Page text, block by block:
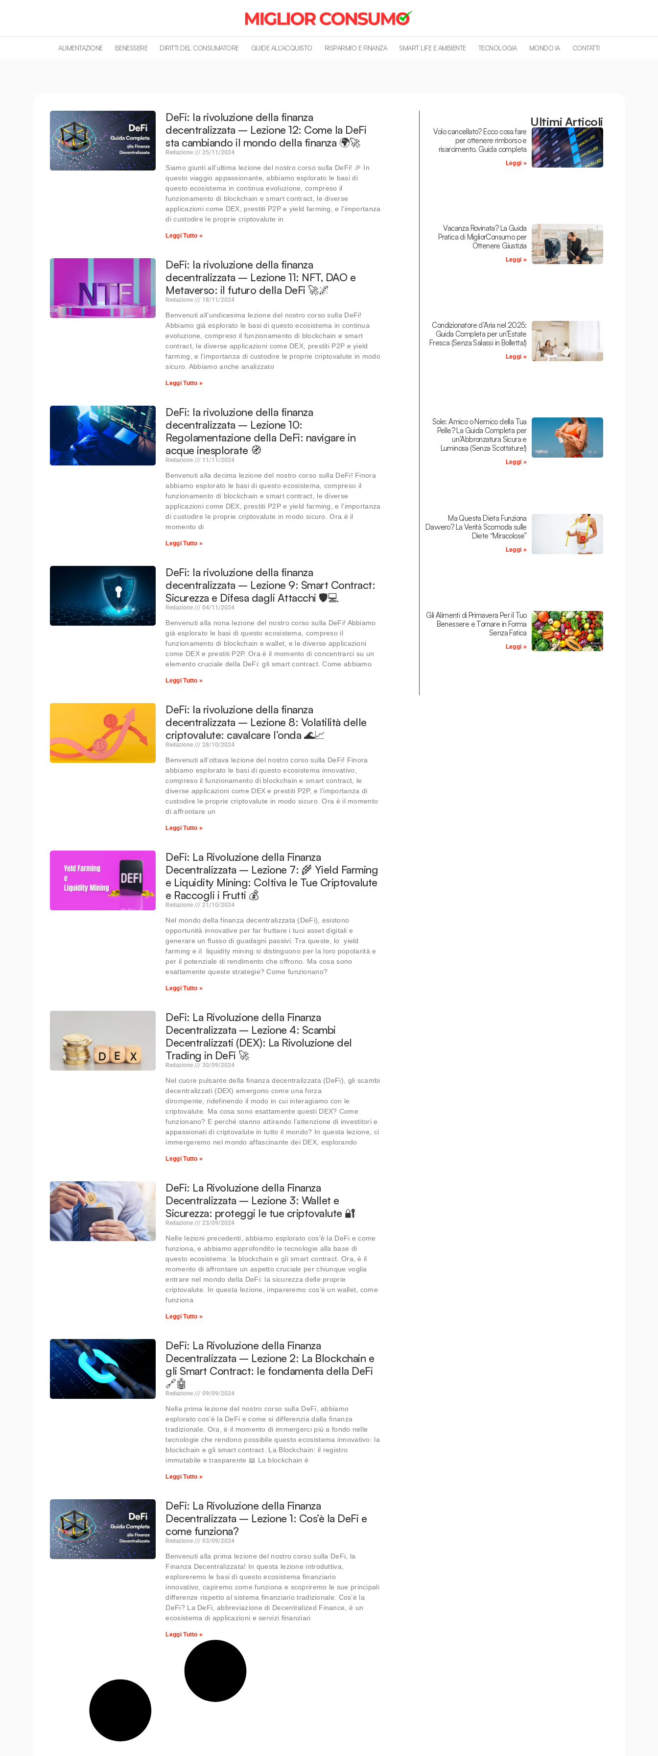
ALIMENTAZIONE BENESSERE DIRITTI DEL CONSUMATORE GUIDE ALL’ACQUISTO RISPARMIO E FINANZA SMART LIFE E AMBIENTE TECNOLOGIA MONDO IA CONTATTI
DeFi: la rivoluzione della finanza
decentralizzata – Lezione 12: Come la DeFi
sta cambiando il mondo della finanza 🌍🚀
Redazione 25/11/2024
Siamo giunti all’ultima lezione del nostro corso sulla DeFi! 🎉 In
questo viaggio appassionante, abbiamo esplorato le basi di
questo ecosistema in continua evoluzione, compreso il
funzionamento di blockchain e smart contract, le diverse
applicazioni come DEX, prestiti P2P e yield farming, e l’importanza
di custodire le proprie criptovalute in
Leggi Tutto »
DeFi: la rivoluzione della finanza
decentralizzata – Lezione 11: NFT, DAO e
Metaverso: il futuro della DeFi 🚀🌌
Redazione 18/11/2024
Benvenuti all’undicesima lezione del nostro corso sulla DeFi!
Abbiamo già esplorato le basi di questo ecosistema in continua
evoluzione, compreso il funzionamento di blockchain e smart
contract, le diverse applicazioni come DEX, prestiti P2P e yield
farming, e l’importanza di custodire le proprie criptovalute in modo
sicuro. Abbiamo anche analizzato
Leggi Tutto »
DeFi: la rivoluzione della finanza
decentralizzata – Lezione 10:
Regolamentazione della DeFi: navigare in
acque inesplorate 🧭
Redazione 11/11/2024
Benvenuti alla decima lezione del nostro corso sulla DeFi! Finora
abbiamo esplorato le basi di questo ecosistema, compreso il
funzionamento di blockchain e smart contract, le diverse
applicazioni come DEX, prestiti P2P e yield farming, e l’importanza
di custodire le proprie criptovalute in modo sicuro. Ora è il
momento di
Leggi Tutto »
DeFi: la rivoluzione della finanza
decentralizzata – Lezione 9: Smart Contract:
Sicurezza e Difesa dagli Attacchi 🛡️💻
Redazione 04/11/2024
Benvenuti alla nona lezione del nostro corso sulla DeFi! Abbiamo
già esplorato le basi di questo ecosistema, compreso il
funzionamento di blockchain e wallet, e le diverse applicazioni
come DEX e prestiti P2P. Ora è il momento di concentrarci su un
elemento cruciale della DeFi: gli smart contract. Come abbiamo
Leggi Tutto »
DeFi: la rivoluzione della finanza
decentralizzata – Lezione 8: Volatilità delle
criptovalute: cavalcare l’onda 🌊📈
Redazione 28/10/2024
Benvenuti all’ottava lezione del nostro corso sulla DeFi! Finora
abbiamo esplorato le basi di questo ecosistema innovativo,
compreso il funzionamento di blockchain e smart contract, le
diverse applicazioni come DEX e prestiti P2P, e l’importanza di
custodire le proprie criptovalute in modo sicuro. Ora è il momento
di affrontare un
Leggi Tutto »
DeFi: La Rivoluzione della Finanza
Decentralizzata – Lezione 7: 🌾 Yield Farming
e Liquidity Mining: Coltiva le Tue Criptovalute
e Raccogli i Frutti 💰
Redazione 21/10/2024
Nel mondo della finanza decentralizzata (DeFi), esistono
opportunità innovative per far fruttare i tuoi asset digitali e
generare un flusso di guadagni passivi. Tra queste, lo yield
farming e il liquidity mining si distinguono per la loro popolarità e
per il potenziale di rendimento che offrono. Ma cosa sono
esattamente queste strategie? Come funzionano?
Leggi Tutto »
DeFi: La Rivoluzione della Finanza
Decentralizzata – Lezione 4: Scambi
Decentralizzati (DEX): La Rivoluzione del
Trading in DeFi 🚀
Redazione 30/09/2024
Nel cuore pulsante della finanza decentralizzata (DeFi), gli scambi
decentralizzati (DEX) emergono come una forza
dirompente, ridefinendo il modo in cui interagiamo con le
criptovalute. Ma cosa sono esattamente questi DEX? Come
funzionano? E perché stanno attirando l’attenzione di investitori e
appassionati di criptovalute in tutto il mondo? In questa lezione, ci
immergeremo nel mondo affascinante dei DEX, esplorando
Leggi Tutto »
DeFi: La Rivoluzione della Finanza
Decentralizzata – Lezione 3: Wallet e
Sicurezza: proteggi le tue criptovalute 🔐
Redazione 23/09/2024
Nelle lezioni precedenti, abbiamo esplorato cos’è la DeFi e come
funziona, e abbiamo approfondito le tecnologie alla base di
questo ecosistema: la blockchain e gli smart contract. Ora, è il
momento di affrontare un aspetto cruciale per chiunque voglia
entrare nel mondo della DeFi: la sicurezza delle proprie
criptovalute. In questa lezione, impareremo cos’è un wallet, come
funziona
Leggi Tutto »
DeFi: La Rivoluzione della Finanza
Decentralizzata – Lezione 2: La Blockchain e
gli Smart Contract: le fondamenta della DeFi
🔗🤖
Redazione 09/09/2024
Nella prima lezione del nostro corso sulla DeFi, abbiamo
esplorato cos’è la DeFi e come si differenzia dalla finanza
tradizionale. Ora, è il momento di immergerci più a fondo nelle
tecnologie che rendono possibile questo ecosistema innovativo: la
blockchain e gli smart contract. La Blockchain: il registro
immutabile e trasparente 📖 La blockchain è
Leggi Tutto »
DeFi: La Rivoluzione della Finanza
Decentralizzata – Lezione 1: Cos’è la DeFi e
come funziona?
Redazione 03/09/2024
Benvenuti alla prima lezione del nostro corso sulla DeFi, la
Finanza Decentralizzata! In questa lezione introduttiva,
esploreremo le basi di questo ecosistema finanziario
innovativo, capiremo come funziona e scopriremo le sue principali
differenze rispetto al sistema finanziario tradizionale. Cos’è la
DeFi? La DeFi, abbreviazione di Decentralized Finance, è un
ecosistema di applicazioni e servizi finanziari
Leggi Tutto »
Ultimi Articoli
Volo cancellato? Ecco cosa fare
per ottenere rimborso e
risarcimento. Guida completa
Leggi »
Vacanza Rovinata? La Guida
Pratica di MigliorConsumo per
Ottenere Giustizia
Leggi »
Condizionatore d’Aria nel 2025:
Guida Completa per un’Estate
Fresca (Senza Salassi in Bolletta!)
Leggi »
Sole: Amico o Nemico della Tua
Pelle? La Guida Completa per
un’Abbronzatura Sicura e
Luminosa (Senza Scottature!)
Leggi »
Ma Questa Dieta Funziona
Davvero? La Verità Scomoda sulle
Diete “Miracolose”
Leggi »
Gli Alimenti di Primavera Per il Tuo
Benessere e Tornare in Forma
Senza Fatica
Leggi »